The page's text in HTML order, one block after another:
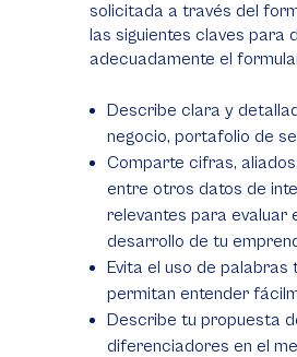
solicitada a través del
las siguientes claves para
adecuadamente el
Describe clara y
negocio, portafolio de
Comparte cifras,
entre otros datos de
relevantes para evaluar
desarrollo de tu
Evita el uso de palabras
permitan entender
Describe tu propuesta
diferenciadores en el